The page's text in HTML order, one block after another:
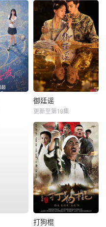
御廷谣
更新至第19集
打狗棍